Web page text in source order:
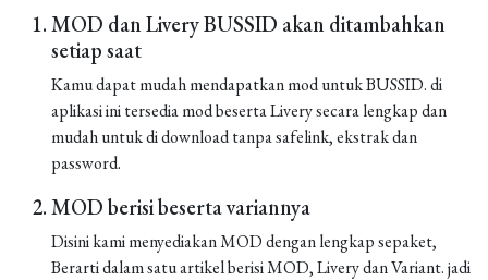
MOD dan Livery BUSSID akan ditambahkan
setiap saat
Kamu dapat mudah mendapatkan mod untuk BUSSID. di
aplikasi ini tersedia mod beserta Livery secara lengkap dan
mudah untuk di download tanpa safelink, ekstrak dan
password.
MOD berisi beserta variannya
Disini kami menyediakan MOD dengan lengkap sepaket,
Berarti dalam satu artikel berisi MOD, Livery dan Variant. jadi